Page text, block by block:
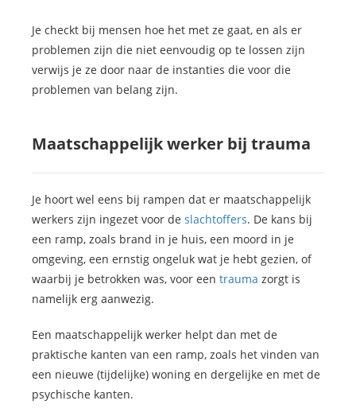
Je checkt bij mensen hoe het met ze gaat, en als er
problemen zijn die niet eenvoudig op te lossen zijn
verwijs je ze door naar de instanties die voor die
problemen van belang zijn.
Maatschappelijk werker bij trauma
Je hoort wel eens bij rampen dat er maatschappelijk
werkers zijn ingezet voor de slachtoffers. De kans bij
een ramp, zoals brand in je huis, een moord in je
omgeving, een ernstig ongeluk wat je hebt gezien, of
waarbij je betrokken was, voor een trauma zorgt is
namelijk erg aanwezig.
Een maatschappelijk werker helpt dan met de
praktische kanten van een ramp, zoals het vinden van
een nieuwe (tijdelijke) woning en dergelijke en met de
psychische kanten.